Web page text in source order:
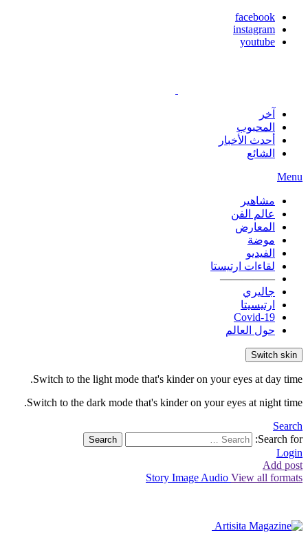
facebook
instagram
youtube
آخر
المحبوب
أحدث الأخبار
الشائع
Menu
مشاهير
عالم الفن
المعارض
موضة
الفيديو
لقاءات ارتيستا
—————
جاليري
ارتيسيتا
Covid-19
حول العالم
Switch skin
Switch to the light mode that's kinder on your eyes at day time.
Switch to the dark mode that's kinder on your eyes at night time.
Search
Search for:
Search
Login
Add post
Story Image Audio View all formats